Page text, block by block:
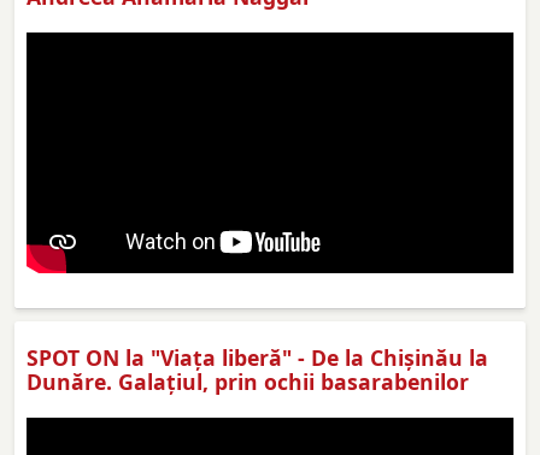
SPOT ON la "Viaţa liberă" - De la Chișinău la
Dunăre. Galațiul, prin ochii basarabenilor